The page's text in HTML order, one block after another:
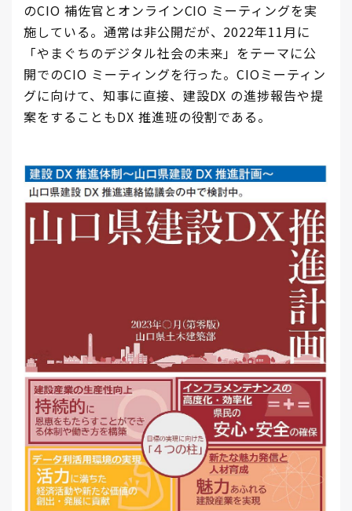
のCIO 補佐官とオンラインCIO ミーティングを実
施している。通常は非公開だが、2022年11月に
「やまぐちのデジタル社会の未来」をテーマに公
開でのCIO ミーティングを行った。CIOミーティン
グに向けて、知事に直接、建設DX の進捗報告や提
案をすることもDX 推進班の役割である。